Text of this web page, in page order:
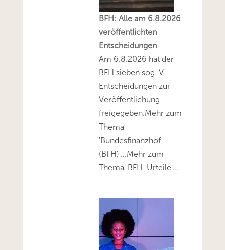
BFH: Alle am 6.8.2026
veröffentlichten
Entscheidungen
Am 6.8.2026 hat der
BFH sieben sog. V-
Entscheidungen zur
Veröffentlichung
freigegeben.Mehr zum
Thema
'Bundesfinanzhof
(BFH)'...Mehr zum
Thema 'BFH-Urteile'...